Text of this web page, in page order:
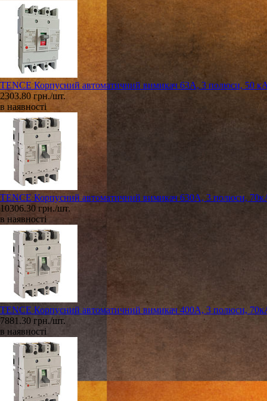
TENCE Корпусний автоматичний вимикач 63А, 3 полюси, 50
2303.80 грн./шт.
в наявності
TENCE Корпусний автоматичний вимикач 630А, 3 полюси,
10306.30 грн./шт.
в наявності
TENCE Корпусний автоматичний вимикач 400А, 3 полюси,
7881.30 грн./шт.
в наявності